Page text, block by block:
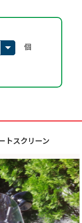
個
トスクリーン